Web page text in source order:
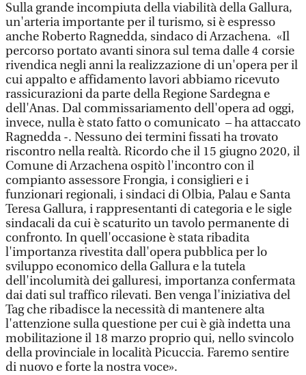
Sulla grande incompiuta della viabilità della Gallura,
un'arteria importante per il turismo, si è espresso
anche Roberto Ragnedda, sindaco di Arzachena. «Il
percorso portato avanti sinora sul tema dalle 4 corsie
rivendica negli anni la realizzazione di un'opera per il
cui appalto e affidamento lavori abbiamo ricevuto
rassicurazioni da parte della Regione Sardegna e
dell'Anas. Dal commissariamento dell'opera ad oggi,
invece, nulla è stato fatto o comunicato – ha attaccato
Ragnedda -. Nessuno dei termini fissati ha trovato
riscontro nella realtà. Ricordo che il 15 giugno 2020, il
Comune di Arzachena ospitò l'incontro con il
compianto assessore Frongia, i consiglieri e i
funzionari regionali, i sindaci di Olbia, Palau e Santa
Teresa Gallura, i rappresentanti di categoria e le sigle
sindacali da cui è scaturito un tavolo permanente di
confronto. In quell'occasione è stata ribadita
l'importanza rivestita dall'opera pubblica per lo
sviluppo economico della Gallura e la tutela
dell'incolumità dei galluresi, importanza confermata
dai dati sul traffico rilevati. Ben venga l'iniziativa del
Tag che ribadisce la necessità di mantenere alta
l'attenzione sulla questione per cui è già indetta una
mobilitazione il 18 marzo proprio qui, nello svincolo
della provinciale in località Picuccia. Faremo sentire
di nuovo e forte la nostra voce».